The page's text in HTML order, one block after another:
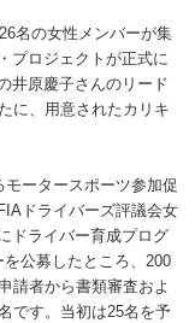
名の女性メンバーが集
プロジェクトが正式に
井原慶子さんのリード
に、用意されたカリキ
ータースポーツ参加促
ドライバーズ評議会女
ドライバー育成プログ
公募したところ、200
請者から書類審査およ
です。当初は25名を予